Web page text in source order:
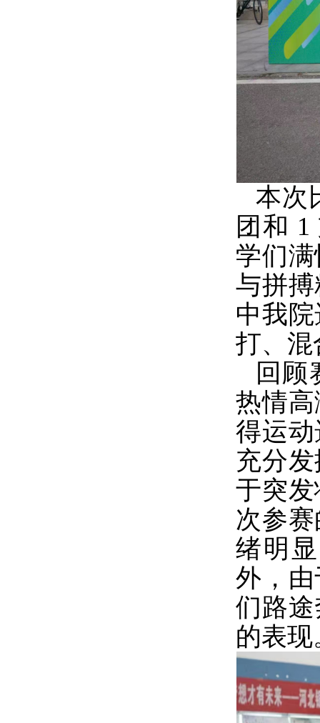
本次
团和
学们
与拼
中我
打、混
回顾
热情
得运
充分
于突
次参
绪明
外，
们路
的表现